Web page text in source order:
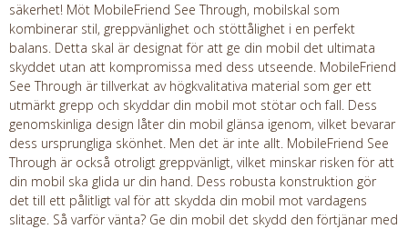
säkerhet! Möt MobileFriend See Through, mobilskal som
kombinerar stil, greppvänlighet och stöttålighet i en perfekt
balans. Detta skal är designat för att ge din mobil det ultimata
skyddet utan att kompromissa med dess utseende. MobileFriend
See Through är tillverkat av högkvalitativa material som ger ett
utmärkt grepp och skyddar din mobil mot stötar och fall. Dess
genomskinliga design låter din mobil glänsa igenom, vilket bevarar
dess ursprungliga skönhet. Men det är inte allt. MobileFriend See
Through är också otroligt greppvänligt, vilket minskar risken för att
din mobil ska glida ur din hand. Dess robusta konstruktion gör
det till ett pålitligt val för att skydda din mobil mot vardagens
slitage. Så varför vänta? Ge din mobil det skydd den förtjänar med